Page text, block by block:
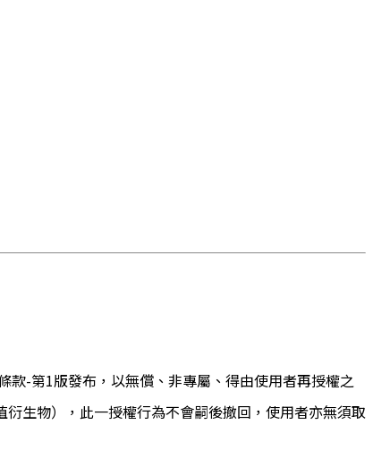
款-第1版發布，以無償、非專屬、得由使用者再授權之
生物），此一授權行為不會嗣後撤回，使用者亦無須取